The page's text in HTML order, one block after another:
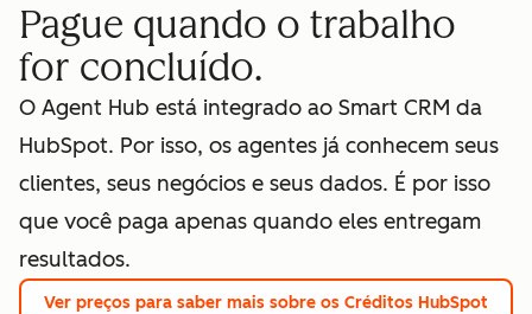
Pague quando o trabalho
for concluído.
O Agent Hub está integrado ao Smart CRM da
HubSpot. Por isso, os agentes já conhecem seus
clientes, seus negócios e seus dados. É por isso
que você paga apenas quando eles entregam
resultados.
Ver preços para saber mais sobre os Créditos HubSpot